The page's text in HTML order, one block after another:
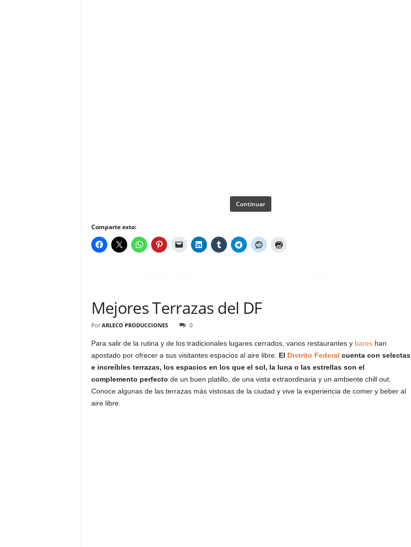
Continuar
Comparte esto:
Mejores Terrazas del DF
Por ARLECO PRODUCCIONES 0
Para salir de la rutina y de los tradicionales lugares cerrados, varios restaurantes y bareshan
apostado por ofrecer a sus visitantes espacios al aire libre. El Distrito Federal cuenta con selectas
e increíbles terrazas, los espacios en los que el sol, la luna o las estrellas son el
complemento perfecto de un buen platillo, de una vista extraordinaria y un ambiente chill out.
Conoce algunas de las terrazas más vistosas de la ciudad y vive la experiencia de comer y beber al
aire libre.